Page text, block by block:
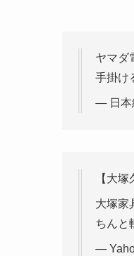
ヤマダ
手掛け
— 日本
【大
大塚家
ちんと
—